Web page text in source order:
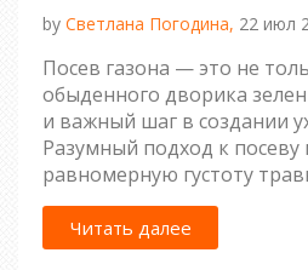
by Светлана Погодина, 22 июл
Посев газона — это не
обыденного дворика
и важный шаг в создании
Разумный подход к
равномерную густоту
проблем с корнями и
что произойдет, если
как этого избежать. Вы
Читать далее